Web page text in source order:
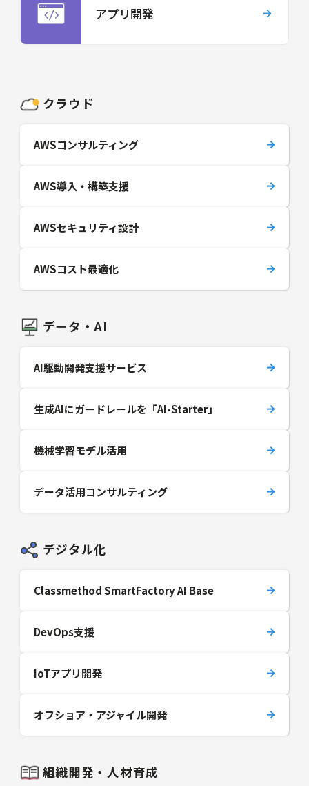
アプリ開発
クラウド
AWSコンサルティング
AWS導入・構築支援
AWSセキュリティ設計
AWSコスト最適化
データ・AI
AI駆動開発支援サービス
生成AIにガードレールを「AI-Starter」
機械学習モデル活用
データ活用コンサルティング
デジタル化
Classmethod SmartFactory AI Base
DevOps支援
IoTアプリ開発
オフショア・アジャイル開発
組織開発・人材育成